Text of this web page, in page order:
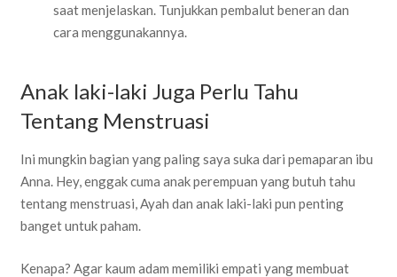
saat menjelaskan. Tunjukkan pembalut beneran dan
cara menggunakannya.
Anak laki-laki Juga Perlu Tahu
Tentang Menstruasi
Ini mungkin bagian yang paling saya suka dari pemaparan ibu
Anna. Hey, enggak cuma anak perempuan yang butuh tahu
tentang menstruasi, Ayah dan anak laki-laki pun penting
banget untuk paham.
Kenapa? Agar kaum adam memiliki empati yang membuat